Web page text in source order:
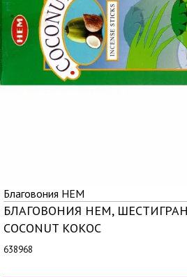
Благовония HEM
БЛАГОВОНИЯ HEM,
COCONUT КОКОС
638968